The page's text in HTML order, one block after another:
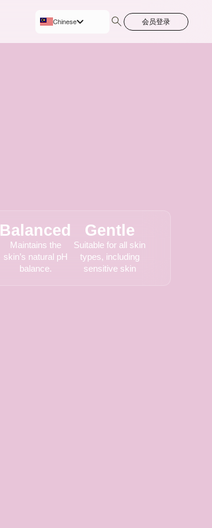
Balanced
Maintains the
skin’s natural pH
balance.
Gentle
Suitable for all skin
types, including
sensitive skin
Chinese 会员登录